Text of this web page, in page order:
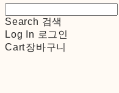
Search 검색
Log In 로그인
Cart장바구니